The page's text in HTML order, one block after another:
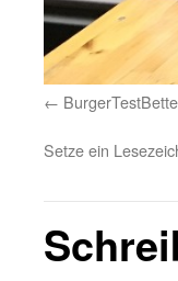
Setze ein